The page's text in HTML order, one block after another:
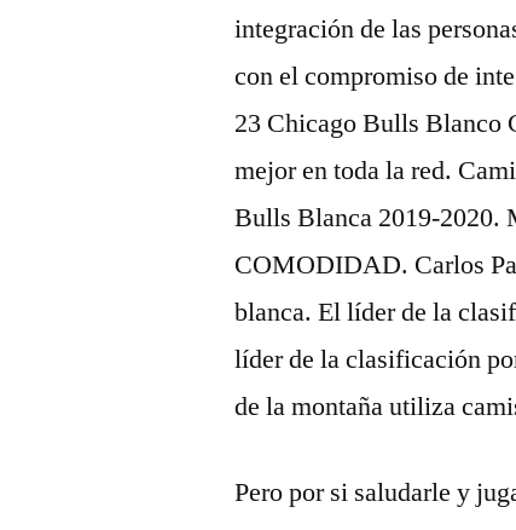
integración de las
con el compromiso de
23 Chicago Bulls Blanco
mejor en toda la red.
Bulls Blanca 2019-
COMODIDAD. Carlos
blanca. El líder de la
líder de la clasificación
de la montaña utiliza
Pero por si saludarle y